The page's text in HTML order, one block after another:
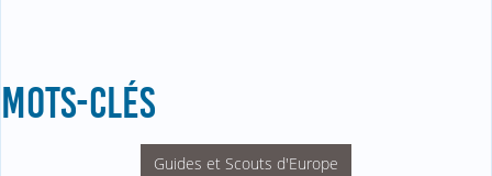
MOTS-CLÉS
Guides et Scouts d'Europe